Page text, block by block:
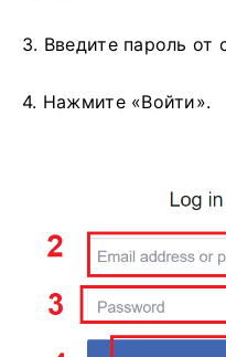
3. Введите пароль от
4. Нажмите «Войти».